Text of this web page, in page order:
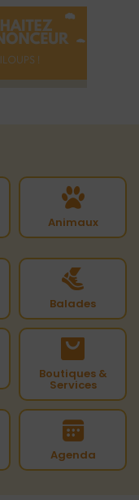
Animaux
Balades
Boutiques &
Services
Agenda